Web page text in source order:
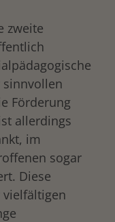
zweite
sinnvollen
Förderung
allerdings
im
sogar
Diese